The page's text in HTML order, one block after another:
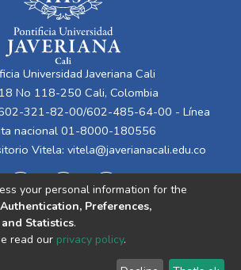
Universidad Javeriana Cali
No 118-250 Cali, Colombia
321-82-00/602-485-64-00 - Línea
nacional 01-8000-180556
Vitela: vitela@javerianacali.edu.co
your personal information for the
Authentication, Preferences,
Statistics.
read our privacy policy.